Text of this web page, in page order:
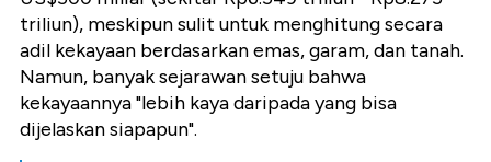
triliun), meskipun sulit untuk menghitung secara
adil kekayaan berdasarkan emas, garam, dan tanah.
Namun, banyak sejarawan setuju bahwa
kekayaannya "lebih kaya daripada yang bisa
dijelaskan siapapun".